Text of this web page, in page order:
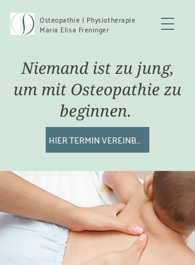
​Osteopathie | Physiotherapie
Maria Elisa Freninger
Niemand ist zu jung,
um mit Osteopathie zu
beginnen.
HIER TERMIN VEREINBAREN